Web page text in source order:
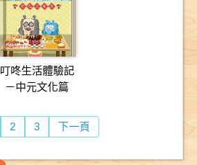
叮咚生活體驗記
－中元文化篇
2 3 下一頁